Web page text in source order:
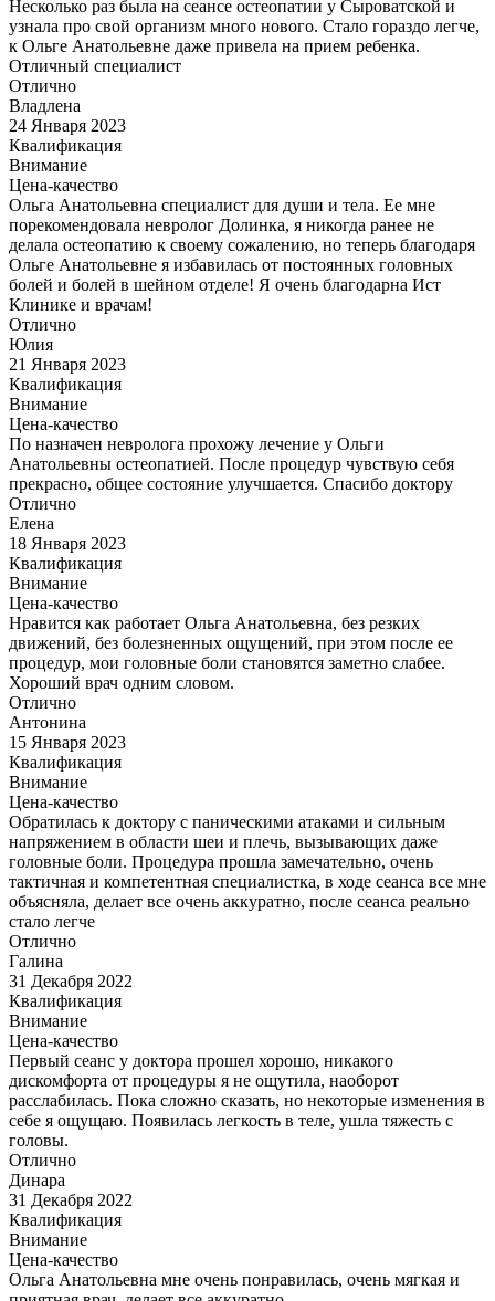
Несколько раз была на сеансе остеопатии у Сыроватской и
узнала про свой организм много нового. Стало гораздо легче,
к Ольге Анатольевне даже привела на прием ребенка.
Отличный специалист
Отлично
Владлена
24 Января 2023
Квалификация
Внимание
Цена-качество
Ольга Анатольевна специалист для души и тела. Ее мне
порекомендовала невролог Долинка, я никогда ранее не
делала остеопатию к своему сожалению, но теперь благодаря
Ольге Анатольевне я избавилась от постоянных головных
болей и болей в шейном отделе! Я очень благодарна Ист
Клинике и врачам!
Отлично
Юлия
21 Января 2023
Квалификация
Внимание
Цена-качество
По назначен невролога прохожу лечение у Ольги
Анатольевны остеопатией. После процедур чувствую себя
прекрасно, общее состояние улучшается. Спасибо доктору
Отлично
Елена
18 Января 2023
Квалификация
Внимание
Цена-качество
Нравится как работает Ольга Анатольевна, без резких
движений, без болезненных ощущений, при этом после ее
процедур, мои головные боли становятся заметно слабее.
Хороший врач одним словом.
Отлично
Антонина
15 Января 2023
Квалификация
Внимание
Цена-качество
Обратилась к доктору с паническими атаками и сильным
напряжением в области шеи и плечь, вызывающих даже
головные боли. Процедура прошла замечательно, очень
тактичная и компетентная специалистка, в ходе сеанса все мне
объясняла, делает все очень аккуратно, после сеанса реально
стало легче
Отлично
Галина
31 Декабря 2022
Квалификация
Внимание
Цена-качество
Первый сеанс у доктора прошел хорошо, никакого
дискомфорта от процедуры я не ощутила, наоборот
расслабилась. Пока сложно сказать, но некоторые изменения в
себе я ощущаю. Появилась легкость в теле, ушла тяжесть с
головы.
Отлично
Динара
31 Декабря 2022
Квалификация
Внимание
Цена-качество
Ольга Анатольевна мне очень понравилась, очень мягкая и